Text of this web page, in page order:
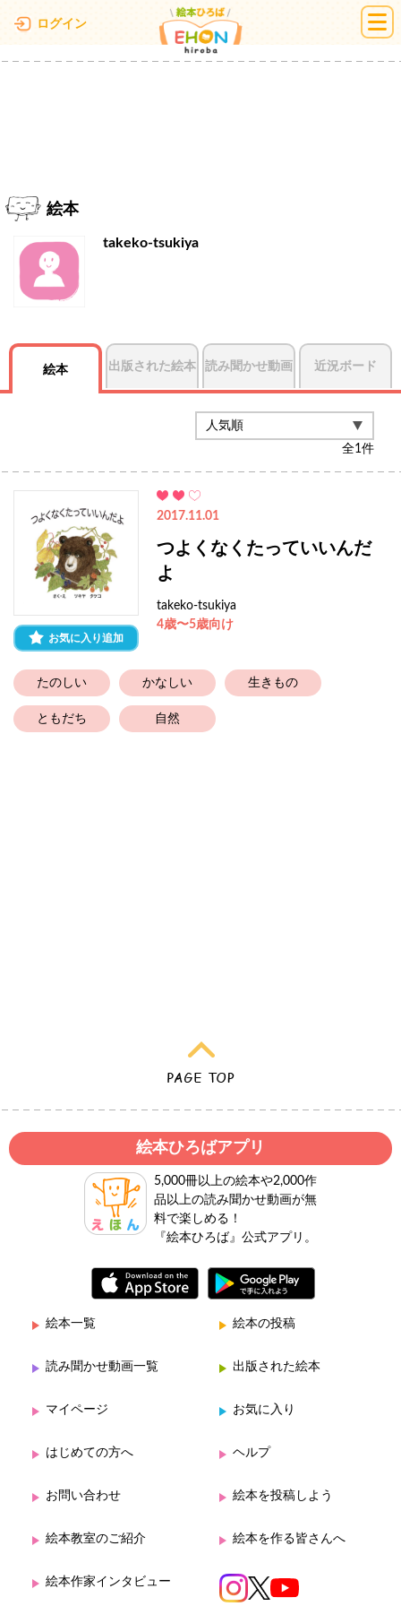
ログイン 絵本ひろば
絵本
takeko-tsukiya
絵本 出版された絵本 読み聞かせ動画 近況ボード
全1件
お気に入り追加
2017.11.01
つよくなくたっていいんだ
よ
takeko-tsukiya
4歳〜5歳向け
たのしい かなしい 生きもの
ともだち 自然
絵本ひろばアプリ
5,000冊以上の絵本や2,000作
品以上の読み聞かせ動画が無
料で楽しめる！
『絵本ひろば』公式アプリ。
絵本一覧 絵本の投稿
読み聞かせ動画一覧 出版された絵本
マイページ お気に入り
はじめての方へ ヘルプ
お問い合わせ 絵本を投稿しよう
絵本教室のご紹介 絵本を作る皆さんへ
絵本作家インタビュー